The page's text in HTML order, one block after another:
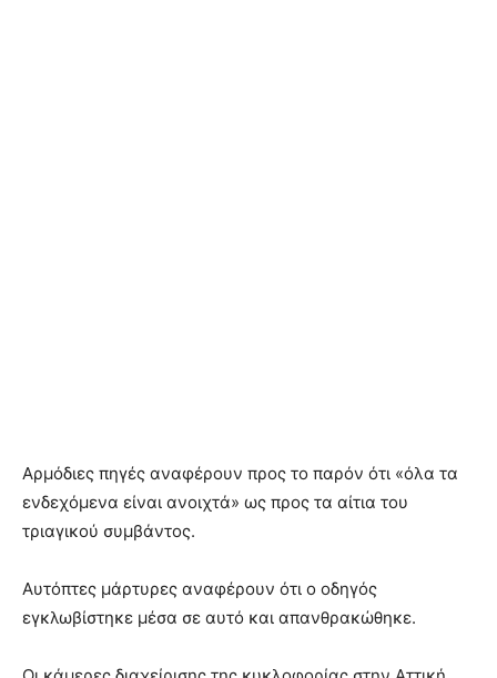
Αρμόδιες πηγές αναφέρουν προς το παρόν ότι «όλα τα
ενδεχόμενα είναι ανοιχτά» ως προς τα αίτια του
τριαγικού συμβάντος.
Αυτόπτες μάρτυρες αναφέρουν ότι ο οδηγός
εγκλωβίστηκε μέσα σε αυτό και απανθρακώθηκε.